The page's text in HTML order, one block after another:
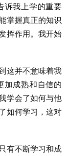
诉我上学的重要
掌握真正的知识
挥作用。我开始
这并不意味着我
加成熟和自信的
学会了如何与他
如何学习，这对
有不断学习和成